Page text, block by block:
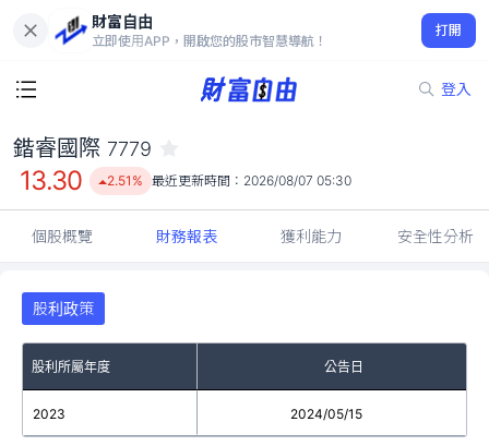
財富自由
立即使用APP，開啟您的股市智慧導航！
打開
登入
13.30
2.51%
鍇睿國際 7779
13.30 2.51% 最近更新時間： 2026/08/07 05:30
個股概覽 財務報表 獲利能力 安全性分析
股利政策
股利所屬年度 公告日
2023 2024/05/15